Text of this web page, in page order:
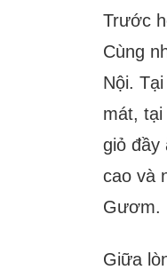
Trước
Cùng
Nội.
mát,
giỏ đầy
cao và
Gươm.
Giữa